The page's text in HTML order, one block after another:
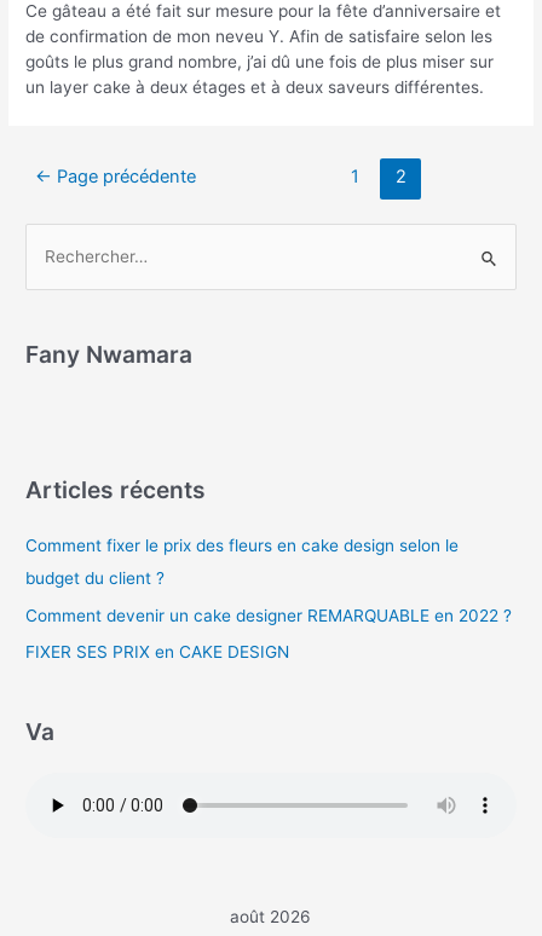
Ce gâteau a été fait sur mesure pour la fête d’anniversaire et
de confirmation de mon neveu Y. Afin de satisfaire selon les
goûts le plus grand nombre, j’ai dû une fois de plus miser sur
un layer cake à deux étages et à deux saveurs différentes.
← Page précédente 1 2
Fany Nwamara
Articles récents
Comment fixer le prix des fleurs en cake design selon le
budget du client ?
Comment devenir un cake designer REMARQUABLE en 2022 ?
FIXER SES PRIX en CAKE DESIGN
Va
août 2026